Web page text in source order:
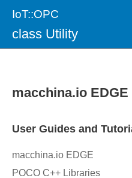
IoT::OPC
class Utility